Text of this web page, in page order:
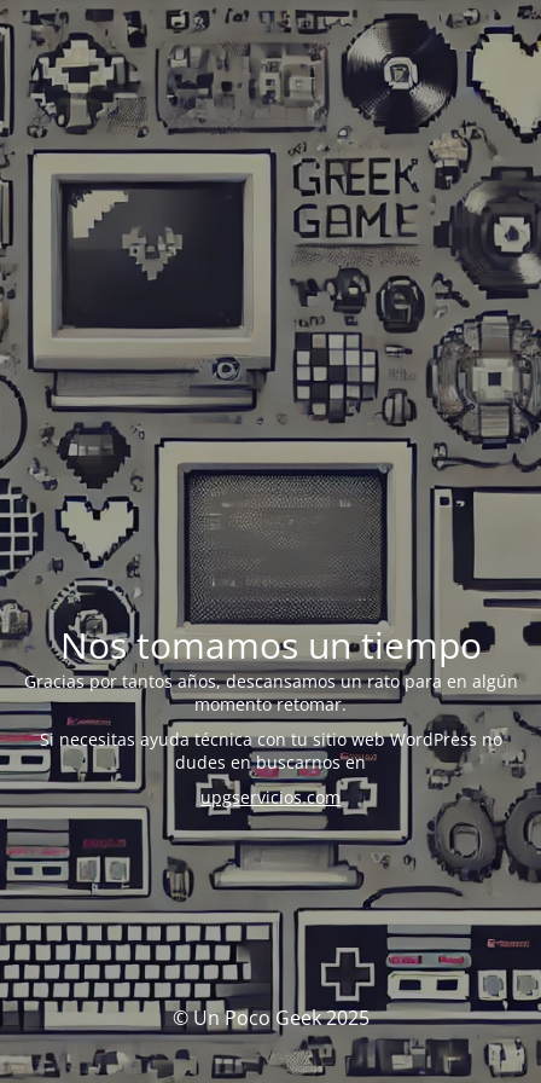
Nos tomamos un tiempo
Gracias por tantos años, descansamos un rato para en algún
momento retomar.
Si necesitas ayuda técnica con tu sitio web WordPress no
dudes en buscarnos en
upgservicios.com
© Un Poco Geek 2025